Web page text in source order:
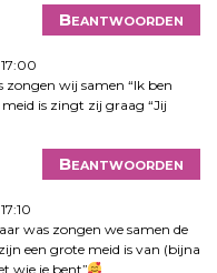
Beantwoorden
zongen wij samen “Ik ben
is zingt zij graag “Jij
Beantwoorden
was zongen we samen de
een grote meid is van (bijna
wie je bent”